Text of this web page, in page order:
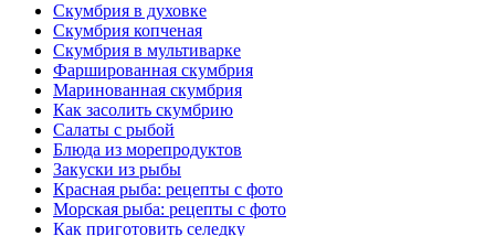
Скумбрия в духовке
Скумбрия копченая
Скумбрия в мультиварке
Фаршированная скумбрия
Маринованная скумбрия
Как засолить скумбрию
Салаты с рыбой
Блюда из морепродуктов
Закуски из рыбы
Красная рыба: рецепты с фото
Морская рыба: рецепты с фото
Как приготовить селедку